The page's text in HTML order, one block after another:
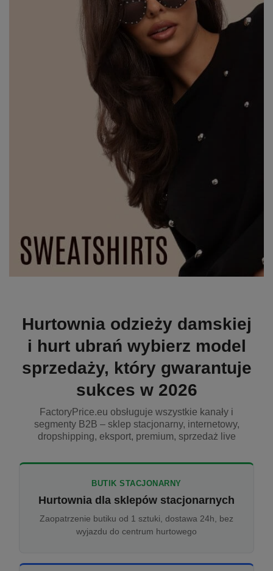
Hurtownia odzieży damskiej
i hurt ubrań wybierz model
sprzedaży, który gwarantuje
sukces w 2026
FactoryPrice.eu obsługuje wszystkie kanały i
segmenty B2B – sklep stacjonarny, internetowy,
dropshipping, eksport, premium, sprzedaż live
BUTIK STACJONARNY
Hurtownia dla sklepów stacjonarnych
Zaopatrzenie butiku od 1 sztuki, dostawa 24h, bez
wyjazdu do centrum hurtowego